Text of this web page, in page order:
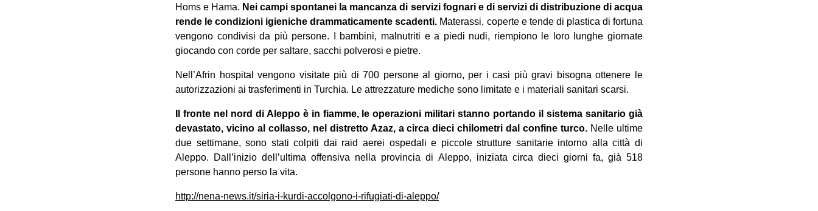
Homs e Hama. Nei campi spontanei la mancanza di servizi fognari e di servizi di distribuzione di acqua
rende le condizioni igieniche drammaticamente scadenti. Materassi, coperte e tende di plastica di fortuna
vengono condivisi da più persone. I bambini, malnutriti e a piedi nudi, riempiono le loro lunghe giornate
giocando con corde per saltare, sacchi polverosi e pietre.
Nell’Afrin hospital vengono visitate più di 700 persone al giorno, per i casi più gravi bisogna ottenere le
autorizzazioni ai trasferimenti in Turchia. Le attrezzature mediche sono limitate e i materiali sanitari scarsi.
Il fronte nel nord di Aleppo è in fiamme, le operazioni militari stanno portando il sistema sanitario già
devastato, vicino al collasso, nel distretto Azaz, a circa dieci chilometri dal confine turco. Nelle ultime
due settimane, sono stati colpiti dai raid aerei ospedali e piccole strutture sanitarie intorno alla città di
Aleppo. Dall’inizio dell’ultima offensiva nella provincia di Aleppo, iniziata circa dieci giorni fa, già 518
persone hanno perso la vita.
http://nena-news.it/siria-i-kurdi-accolgono-i-rifugiati-di-aleppo/